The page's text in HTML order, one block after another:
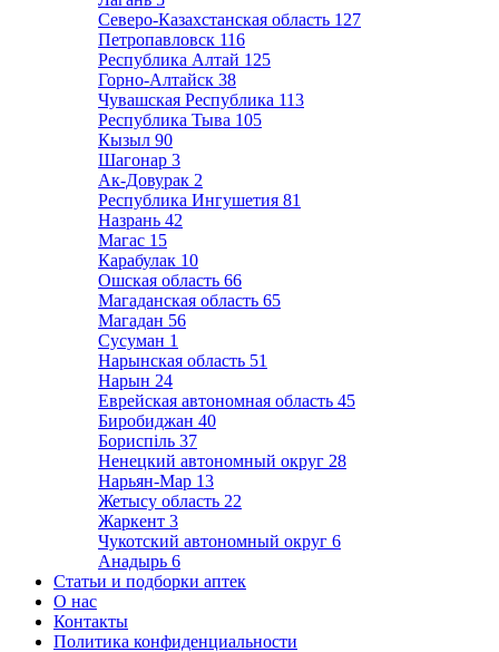
Северо-Казахстанская область 127
Петропавловск 116
Республика Алтай 125
Горно-Алтайск 38
Чувашская Республика 113
Республика Тыва 105
Кызыл 90
Шагонар 3
Ак-Довурак 2
Республика Ингушетия 81
Назрань 42
Магас 15
Карабулак 10
Ошская область 66
Магаданская область 65
Магадан 56
Сусуман 1
Нарынская область 51
Нарын 24
Еврейская автономная область 45
Биробиджан 40
Бориспіль 37
Ненецкий автономный округ 28
Нарьян-Мар 13
Жетысу область 22
Жаркент 3
Чукотский автономный округ 6
Анадырь 6
Статьи и подборки аптек
О нас
Контакты
Политика конфиденциальности